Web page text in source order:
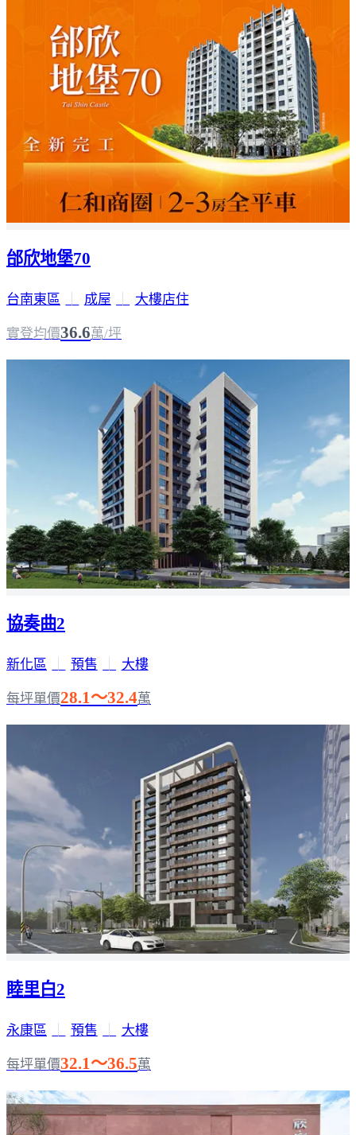
邰欣地堡70
台南東區 成屋 大樓店住
實登均價36.6萬/坪
協奏曲2
新化區 預售 大樓
每坪單價28.1～32.4萬
睦里白2
永康區 預售 大樓
每坪單價32.1～36.5萬